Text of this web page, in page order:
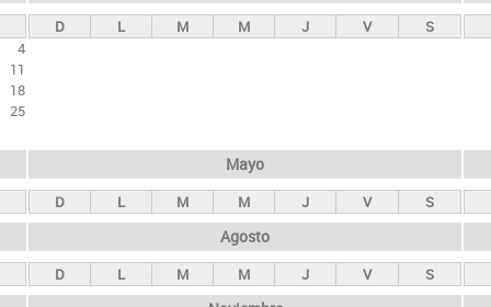
4
11
18
25
D L M M J V S
Mayo
D L M M J V S
Agosto
D L M M J V S